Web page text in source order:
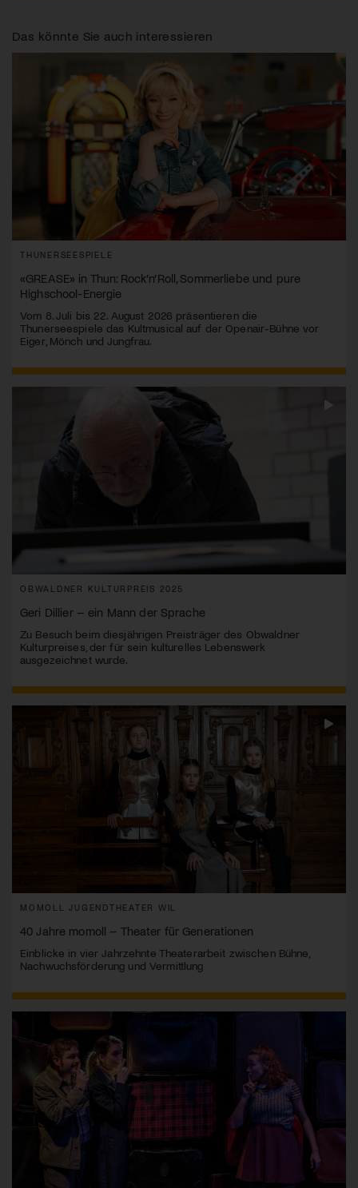
Das könnte Sie auch interessieren
THUNERSEESPIELE
«GREASE» in Thun: Rock’n’Roll, Sommerliebe und pure
Highschool-Energie
Vom 8. Juli bis 22. August 2026 präsentieren die
Thunerseespiele das Kultmusical auf der Openair-Bühne vor
Eiger, Mönch und Jungfrau.
OBWALDNER KULTURPREIS 2025
Geri Dillier – ein Mann der Sprache
Zu Besuch beim diesjährigen Preisträger des Obwaldner
Kulturpreises, der für sein kulturelles Lebenswerk
ausgezeichnet wurde.
MOMOLL JUGENDTHEATER WIL
40 Jahre momoll – Theater für Generationen
Einblicke in vier Jahrzehnte Theaterarbeit zwischen Bühne,
Nachwuchsförderung und Vermittlung